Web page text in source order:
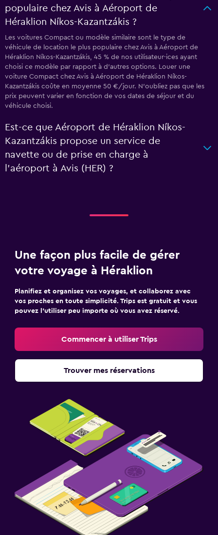
populaire chez Avis à Aéroport de
Héraklion Níkos-Kazantzákis ?
Les voitures Compact ou modèle similaire sont le type de
véhicule de location le plus populaire chez Avis à Aéroport de
Héraklion Níkos-Kazantzákis, 45 % de nos utilisateur·ices ayant
choisi ce modèle par rapport à d’autres options. Louer une
voiture Compact chez Avis à Aéroport de Héraklion Níkos-
Kazantzákis coûte en moyenne 50 €/jour. N'oubliez pas que les
prix peuvent varier en fonction de vos dates de séjour et du
véhicule choisi.
Est-ce que Aéroport de Héraklion Níkos-
Kazantzákis propose un service de
navette ou de prise en charge à
l’aéroport à Avis (HER) ?
Une façon plus facile de gérer
votre voyage à Héraklion
Planifiez et organisez vos voyages, et collaborez avec
vos proches en toute simplicité. Trips est gratuit et vous
pouvez l’utiliser peu importe où vous avez réservé.
Commencer à utiliser Trips
Trouver mes réservations